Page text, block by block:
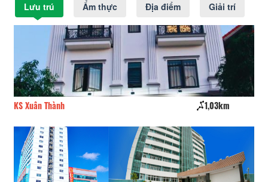
Lưu trú Ẩm thực Địa điểm Giải trí
KS Xuân Thành 1,03km